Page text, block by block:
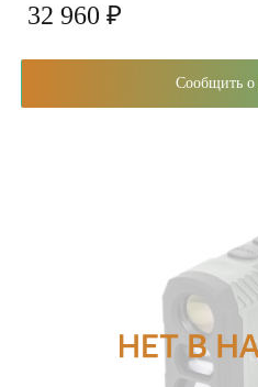
32 960 ₽